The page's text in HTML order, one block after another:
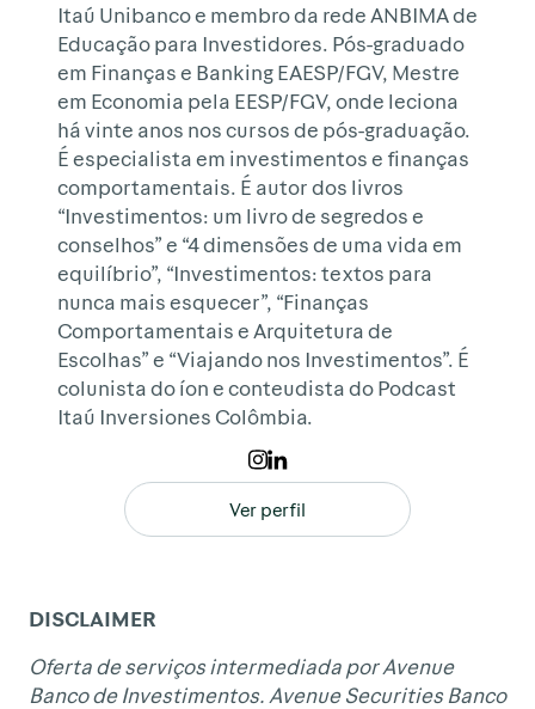
Itaú Unibanco e membro da rede ANBIMA de
Educação para Investidores. Pós-graduado
em Finanças e Banking EAESP/FGV, Mestre
em Economia pela EESP/FGV, onde leciona
há vinte anos nos cursos de pós-graduação.
É especialista em investimentos e finanças
comportamentais. É autor dos livros
“Investimentos: um livro de segredos e
conselhos” e “4 dimensões de uma vida em
equilíbrio”, “Investimentos: textos para
nunca mais esquecer”, “Finanças
Comportamentais e Arquitetura de
Escolhas” e “Viajando nos Investimentos”. É
colunista do íon e conteudista do Podcast
Itaú Inversiones Colômbia.
Ver perfil
DISCLAIMER
Oferta de serviços intermediada por Avenue
Banco de Investimentos. Avenue Securities Banco